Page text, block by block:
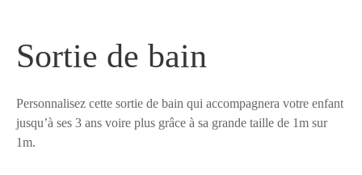
Sortie de bain
Personnalisez cette sortie de bain qui accompagnera votre enfant
jusqu’à ses 3 ans voire plus grâce à sa grande taille de 1m sur
1m.